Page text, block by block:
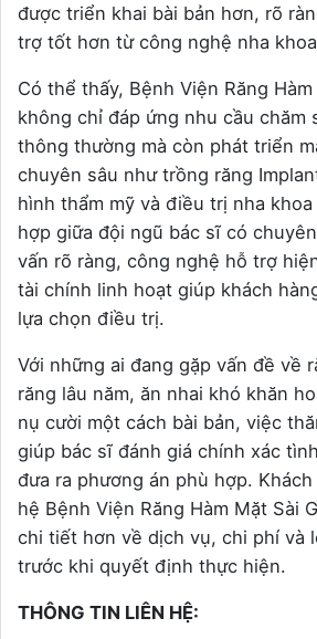
được triển khai bài bản hơn, rõ
trợ tốt hơn từ công nghệ nha
Có thể thấy, Bệnh Viện Răng
không chỉ đáp ứng nhu cầu chăm
thông thường mà còn phát triển
chuyên sâu như trồng răng
hình thẩm mỹ và điều trị nha
hợp giữa đội ngũ bác sĩ có
vấn rõ ràng, công nghệ hỗ trợ
tài chính linh hoạt giúp khách
lựa chọn điều trị.
Với những ai đang gặp vấn đề về
răng lâu năm, ăn nhai khó khăn
nụ cười một cách bài bản, việc
giúp bác sĩ đánh giá chính xác
đưa ra phương án phù hợp.
hệ Bệnh Viện Răng Hàm Mặt Sài
chi tiết hơn về dịch vụ, chi phí và
trước khi quyết định thực hiện.
THÔNG TIN LIÊN HỆ: